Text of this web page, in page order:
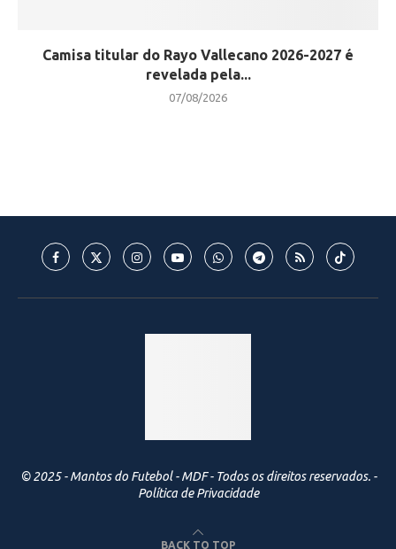
Camisa titular do Rayo Vallecano 2026-2027 é
revelada pela...
07/08/2026
© 2025 - Mantos do Futebol - MDF - Todos os direitos reservados. -
Política de Privacidade
BACK TO TOP